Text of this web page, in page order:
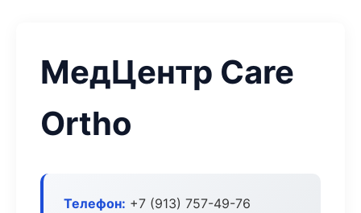
МедЦентр Care
Ortho
Телефон: +7 (913) 757-49-76